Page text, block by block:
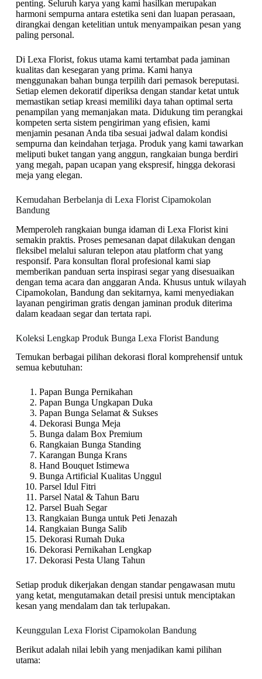
penting. Seluruh karya yang kami hasilkan merupakan
harmoni sempurna antara estetika seni dan luapan perasaan,
dirangkai dengan ketelitian untuk menyampaikan pesan yang
paling personal.
Di Lexa Florist, fokus utama kami tertambat pada jaminan
kualitas dan kesegaran yang prima. Kami hanya
menggunakan bahan bunga terpilih dari pemasok bereputasi.
Setiap elemen dekoratif diperiksa dengan standar ketat untuk
memastikan setiap kreasi memiliki daya tahan optimal serta
penampilan yang memanjakan mata. Didukung tim perangkai
kompeten serta sistem pengiriman yang efisien, kami
menjamin pesanan Anda tiba sesuai jadwal dalam kondisi
sempurna dan keindahan terjaga. Produk yang kami tawarkan
meliputi buket tangan yang anggun, rangkaian bunga berdiri
yang megah, papan ucapan yang ekspresif, hingga dekorasi
meja yang elegan.
Kemudahan Berbelanja di Lexa Florist Cipamokolan
Bandung
Memperoleh rangkaian bunga idaman di Lexa Florist kini
semakin praktis. Proses pemesanan dapat dilakukan dengan
fleksibel melalui saluran telepon atau platform chat yang
responsif. Para konsultan floral profesional kami siap
memberikan panduan serta inspirasi segar yang disesuaikan
dengan tema acara dan anggaran Anda. Khusus untuk wilayah
Cipamokolan, Bandung dan sekitarnya, kami menyediakan
layanan pengiriman gratis dengan jaminan produk diterima
dalam keadaan segar dan tertata rapi.
Koleksi Lengkap Produk Bunga Lexa Florist Bandung
Temukan berbagai pilihan dekorasi floral komprehensif untuk
semua kebutuhan:
Papan Bunga Pernikahan
Papan Bunga Ungkapan Duka
Papan Bunga Selamat & Sukses
Dekorasi Bunga Meja
Bunga dalam Box Premium
Rangkaian Bunga Standing
Karangan Bunga Krans
Hand Bouquet Istimewa
Bunga Artificial Kualitas Unggul
Parsel Idul Fitri
Parsel Natal & Tahun Baru
Parsel Buah Segar
Rangkaian Bunga untuk Peti Jenazah
Rangkaian Bunga Salib
Dekorasi Rumah Duka
Dekorasi Pernikahan Lengkap
Dekorasi Pesta Ulang Tahun
Setiap produk dikerjakan dengan standar pengawasan mutu
yang ketat, mengutamakan detail presisi untuk menciptakan
kesan yang mendalam dan tak terlupakan.
Keunggulan Lexa Florist Cipamokolan Bandung
Berikut adalah nilai lebih yang menjadikan kami pilihan
utama: